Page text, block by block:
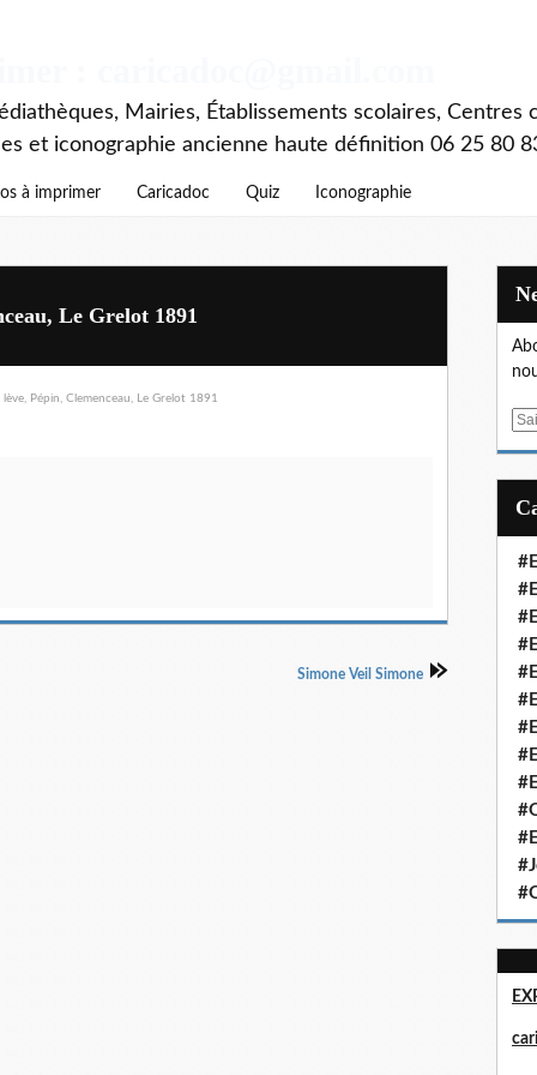
Mairies, Établissements scolaires, Centres
et iconographie ancienne haute définition 06 25 80
à imprimer Caricadoc Quiz Iconographie
Le Grelot 1891
Simone Veil Simone
E